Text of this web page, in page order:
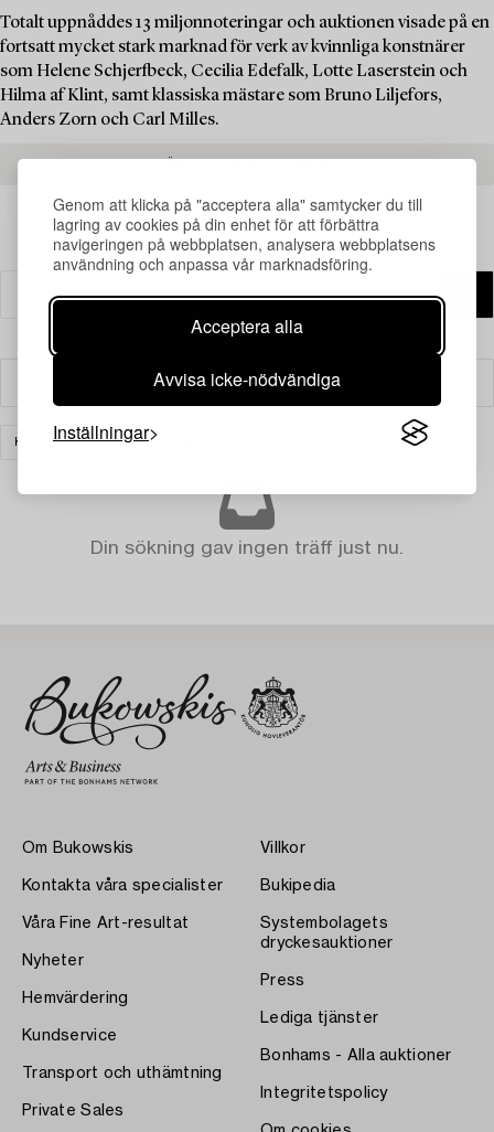
Genom att klicka på "acceptera alla" samtycker du till
lagring av cookies på din enhet för att förbättra
navigeringen på webbplatsen, analysera webbplatsens
användning och anpassa vår marknadsföring.
Acceptera alla
Avvisa icke-nödvändiga
Inställningar
Totalt uppnåddes 13 miljonnoteringar och auktionen visade på en
fortsatt mycket stark marknad för verk av kvinnliga konstnärer
som Helene Schjerfbeck, Cecilia Edefalk, Lotte Laserstein och
Hilma af Klint, samt klassiska mästare som Bruno Liljefors,
Anders Zorn och Carl Milles.
Filter
KERAMIK RENSA ALLA
Din sökning gav ingen träff just nu.
Om Bukowskis
Kontakta våra specialister
Våra Fine Art-resultat
Nyheter
Hemvärdering
Kundservice
Transport och uthämtning
Private Sales
Villkor
Bukipedia
Systembolagets
dryckesauktioner
Press
Lediga tjänster
Bonhams - Alla auktioner
Integritetspolicy